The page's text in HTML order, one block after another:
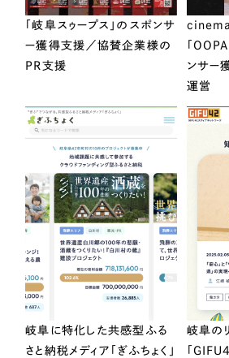
「岐阜スゥープス」のスポンサ
ー獲得支援／協賛企業様の
PR支援
「
ンサー
運営
岐阜に特化した共感型ふる
さと納税メディア「ぎふちょく」
岐阜の
「